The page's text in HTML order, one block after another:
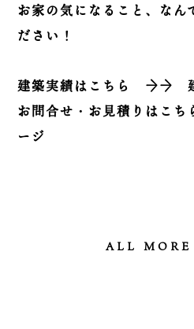
お家の気になること、なん
ださい！
建築実績はこちら →→
お問合せ・お見積りはこち
ージ
ALL MORE